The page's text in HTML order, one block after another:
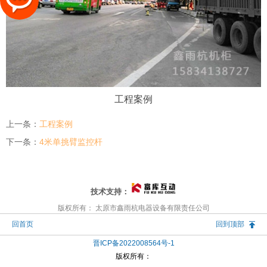
工程案例
上一条： 工程案例
下一条： 4米单挑臂监控杆
技术支持：
版权所有： 太原市鑫雨杭电器设备有限责任公司
回首页
回到顶部
晋ICP备2022008564号-1
版权所有：